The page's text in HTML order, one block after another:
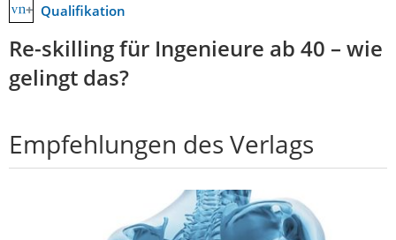
Qualifikation
Re-skilling für Ingenieure ab 40 – wie
gelingt das?
Empfehlungen des Verlags